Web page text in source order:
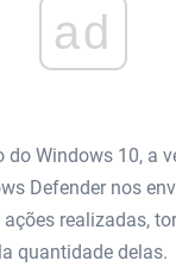
ad
Windows 10, a
Defender nos
realizadas,
quantidade delas.